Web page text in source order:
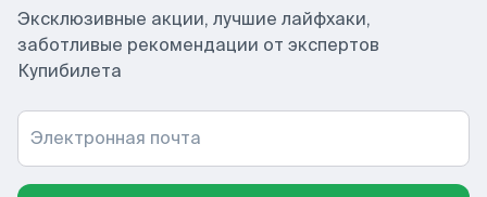
Эксклюзивные акции, лучшие лайфхаки,
заботливые рекомендации от экспертов
Купибилета
Электронная почта